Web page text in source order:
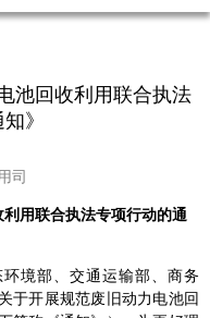
池回收利用联合执法
》
司
利用联合执法专项行动的通
境部、交通运输部、商务
于开展规范废旧动力电池回